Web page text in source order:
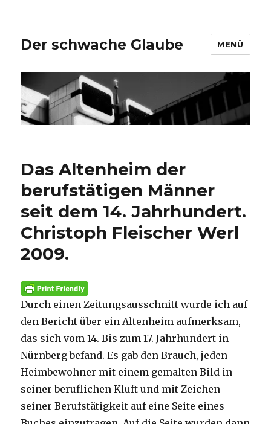
Der schwache Glaube MENÜ
Das Altenheim der
berufstätigen Männer
seit dem 14. Jahrhundert.
Christoph Fleischer Werl
2009.
Durch einen Zeitungsausschnitt wurde ich auf
den Bericht über ein Altenheim aufmerksam,
das sich vom 14. Bis zum 17. Jahrhundert in
Nürnberg befand. Es gab den Brauch, jeden
Heimbewohner mit einem gemalten Bild in
seiner beruflichen Kluft und mit Zeichen
seiner Berufstätigkeit auf eine Seite eines